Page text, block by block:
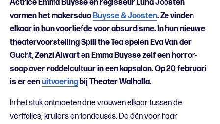
Actrice Emma Buysse en regisseur Luna Joosten
vormen het makersduoBuysse & Joosten. Ze vinden
elkaar in hun voorliefde voor absurdisme. In hun nieuwe
theatervoorstelling Spill the Tea spelen Eva Van der
Gucht, Zenzi Alwart en Emma Buysse zelf een horror-
soap over roddelcultuur in een kapsalon. Op 20 februari
is er eenuitvoeringbij Theater Walhalla.
In het stuk ontmoeten drie vrouwen elkaar tussen de
verffolies, krullers en tondeuses. De één voor haar